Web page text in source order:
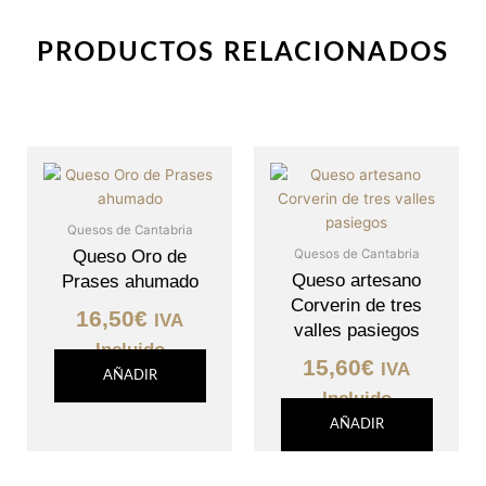
PRODUCTOS RELACIONADOS
Quesos de Cantabria
Queso Oro de
Prases ahumado
16,50€ IVA
Incluido
AÑADIR
Quesos de Cantabria
Queso artesano
Corverin de tres
valles pasiegos
15,60€ IVA
Incluido
AÑADIR